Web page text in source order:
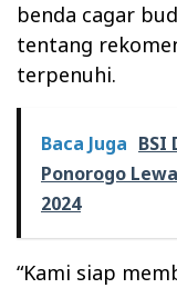
benda cagar
tentang
terpenuhi.
Baca Juga BSI
Ponorogo
2024
“Kami siap